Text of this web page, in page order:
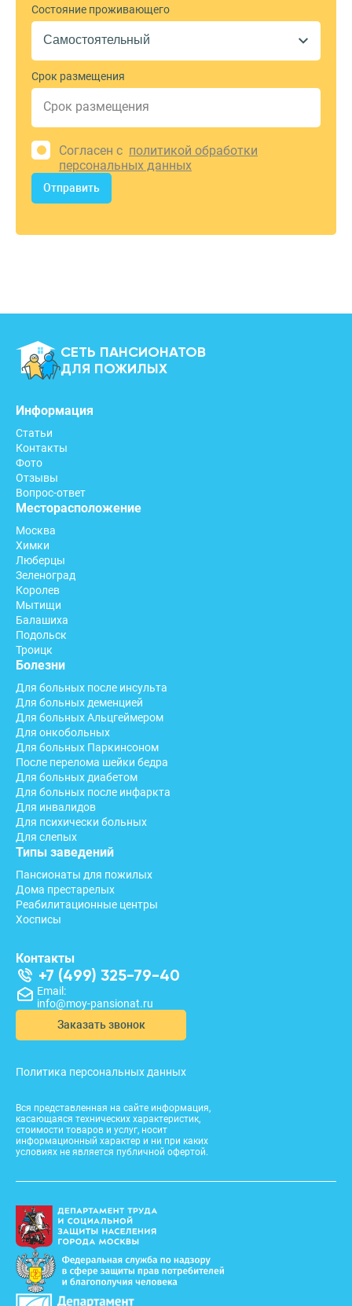
Состояние проживающего
Срок размещения
Согласен с политикой обработки
персональных данных
Отправить
СЕТЬ ПАНСИОНАТОВ
ДЛЯ ПОЖИЛЫХ
Вся представленная на сайте информация,
касающаяся технических характеристик,
стоимости товаров и услуг, носит
информационный характер и ни при каких
условиях не является публичной офертой.
Информация
Статьи
Контакты
Фото
Отзывы
Вопрос-ответ
Месторасположение
Москва
Химки
Люберцы
Зеленоград
Королев
Мытищи
Балашиха
Подольск
Троицк
Болезни
Для больных после инсульта
Для больных деменцией
Для больных Альцгеймером
Для онкобольных
Для больных Паркинсоном
После перелома шейки бедра
Для больных диабетом
Для больных после инфаркта
Для инвалидов
Для психически больных
Для слепых
Типы заведений
Пансионаты для пожилых
Дома престарелых
Реабилитационные центры
Хосписы
Контакты
+7 (499) 325-79-40
Email:
info@moy-pansionat.ru
Заказать звонок
Политика персональных данных